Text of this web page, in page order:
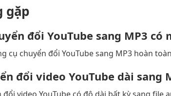
gặp
đổi YouTube sang MP3
cụ chuyển đổi YouTube sang MP3 hoàn
đổi video YouTube dài sang